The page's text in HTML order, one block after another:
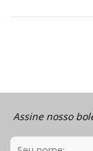
Assine nosso